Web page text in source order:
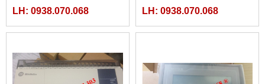
LH: 0938.070.068 LH: 0938.070.068